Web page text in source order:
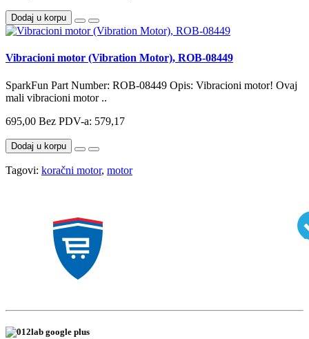
Dodaj u korpu
Vibracioni motor (Vibration Motor), ROB-08449
SparkFun Part Number: ROB-08449 Opis: Vibracioni motor! Ovaj
mali vibracioni motor ..
695,00 Bez PDV-a: 579,17
Dodaj u korpu
Tagovi: koračni motor, motor